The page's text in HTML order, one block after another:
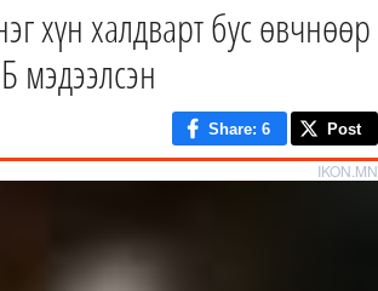
хүн халдварт бус өвчнөөр
мэдээлсэн
Share: 6 Post
IKON.MN